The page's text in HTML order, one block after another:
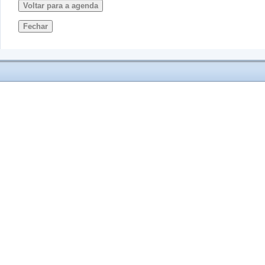
Voltar para a agenda
Fechar